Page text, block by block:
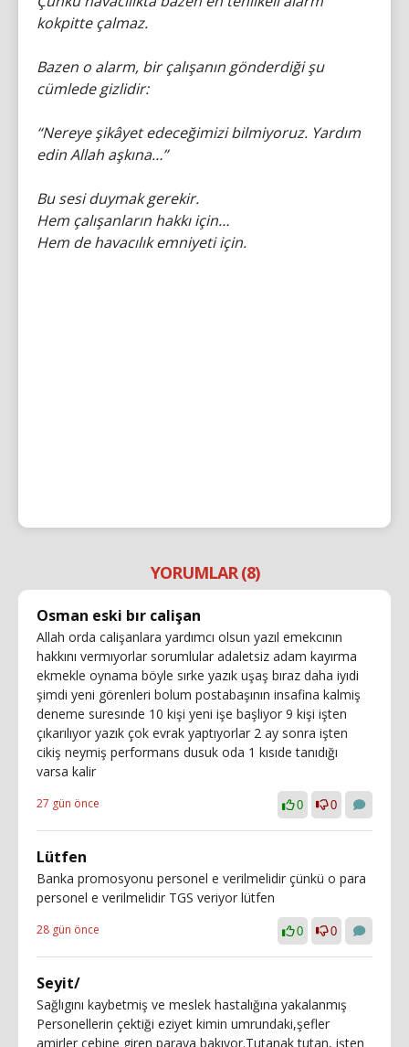
kokpitte çalmaz.
Bazen o alarm, bir çalışanın gönderdiği şu
cümlede gizlidir:
“Nereye şikâyet edeceğimizi bilmiyoruz. Yardım
edin Allah aşkına…”
Bu sesi duymak gerekir.
Hem çalışanların hakkı için…
Hem de havacılık emniyeti için.
YORUMLAR (8)
Osman eski bır calişan
Allah orda calişanlara yardımcı olsun yazıl emekcının
hakkını vermıyorlar sorumlular adaletsiz adam kayırma
ekmekle oynama böyle sırke yazık uşaş bıraz daha iyıdi
şimdi yeni görenleri bolum postabaşının insafina kalmiş
deneme suresınde 10 kişi yeni işe başliyor 9 kişi işten
çıkarılıyor yazık çok evrak yaptıyorlar 2 ay sonra işten
cikiş neymiş performans dusuk oda 1 kısıde tanıdığı
varsa kalir
27 gün önce 0 0
Lütfen
Banka promosyonu personel e verilmelidir çünkü o para
personel e verilmelidir TGS veriyor lütfen
28 gün önce 0 0
Seyit/
Sağlıgını kaybetmiş ve meslek hastalığına yakalanmış
Personellerin çektiği eziyet kimin umrundaki,şefler
amirler cebine giren paraya bakıyor.Tutanak tutan, işten